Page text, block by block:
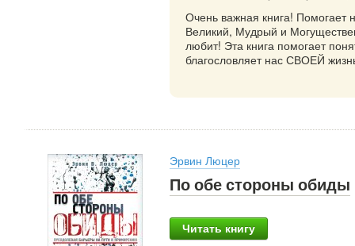
Очень важная книга! Помогает
Великий, Мудрый и
любит! Эта книга помогает
благословляет нас СВОЕЙ
Эрвин Люцер
По обе стороны обиды
Читать книгу